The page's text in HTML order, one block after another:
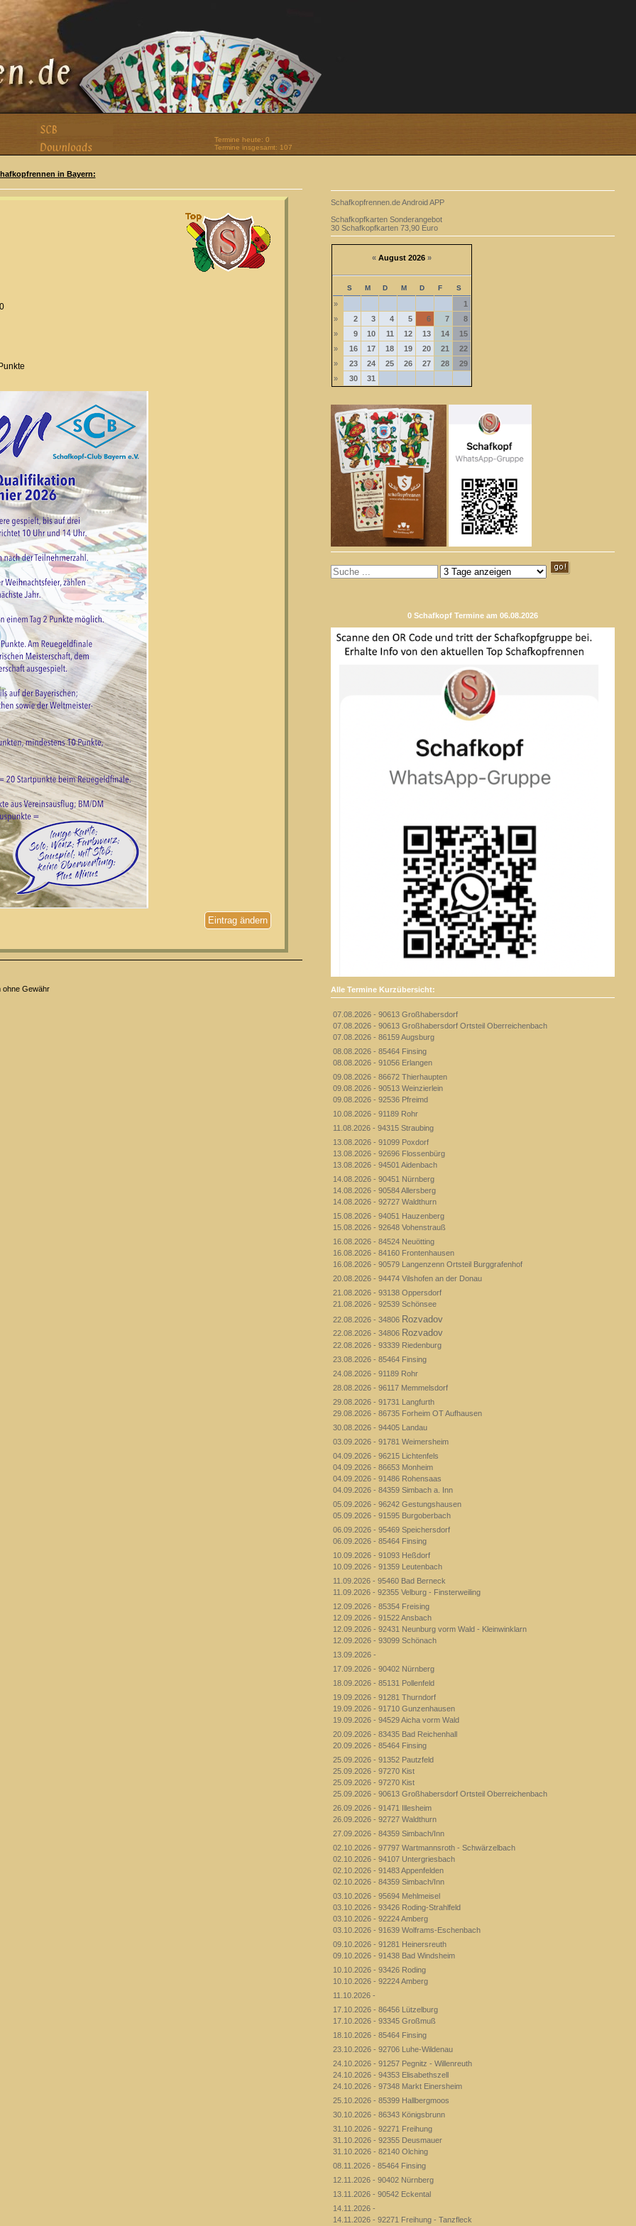
Termine heute: 0
Termine insgesamt: 107
in Bayern:
Eintrag ändern
ohne Gewähr
Schafkopfrennen.de Android APP
Schafkopfkarten Sonderangebot
30 Schafkopfkarten 73,90 Euro
« August 2026 »
S M D M D F S
»
1
»
2 3 4 5 6 7
8
»
9 10 11 12 13 14
15
»
16 17 18 19 20 21
22
»
23 24 25 26 27 28
29
»
30 31
0 Schafkopf Termine am 06.08.2026
Alle Termine Kurzübersicht:
07.08.2026 - 90613 Großhabersdorf
07.08.2026 - 90613 Großhabersdorf Ortsteil Oberreichenbach
07.08.2026 - 86159 Augsburg
08.08.2026 - 85464 Finsing
08.08.2026 - 91056 Erlangen
09.08.2026 - 86672 Thierhaupten
09.08.2026 - 90513 Weinzierlein
09.08.2026 - 92536 Pfreimd
10.08.2026 - 91189 Rohr
11.08.2026 - 94315 Straubing
13.08.2026 - 91099 Poxdorf
13.08.2026 - 92696 Flossenbürg
13.08.2026 - 94501 Aidenbach
14.08.2026 - 90451 Nürnberg
14.08.2026 - 90584 Allersberg
14.08.2026 - 92727 Waldthurn
15.08.2026 - 94051 Hauzenberg
15.08.2026 - 92648 Vohenstrauß
16.08.2026 - 84524 Neuötting
16.08.2026 - 84160 Frontenhausen
16.08.2026 - 90579 Langenzenn Ortsteil Burggrafenhof
20.08.2026 - 94474 Vilshofen an der Donau
21.08.2026 - 93138 Oppersdorf
21.08.2026 - 92539 Schönsee
22.08.2026 - 34806 Rozvadov
22.08.2026 - 34806 Rozvadov
22.08.2026 - 93339 Riedenburg
23.08.2026 - 85464 Finsing
24.08.2026 - 91189 Rohr
28.08.2026 - 96117 Memmelsdorf
29.08.2026 - 91731 Langfurth
29.08.2026 - 86735 Forheim OT Aufhausen
30.08.2026 - 94405 Landau
03.09.2026 - 91781 Weimersheim
04.09.2026 - 96215 Lichtenfels
04.09.2026 - 86653 Monheim
04.09.2026 - 91486 Rohensaas
04.09.2026 - 84359 Simbach a. Inn
05.09.2026 - 96242 Gestungshausen
05.09.2026 - 91595 Burgoberbach
06.09.2026 - 95469 Speichersdorf
06.09.2026 - 85464 Finsing
10.09.2026 - 91093 Heßdorf
10.09.2026 - 91359 Leutenbach
11.09.2026 - 95460 Bad Berneck
11.09.2026 - 92355 Velburg - Finsterweiling
12.09.2026 - 85354 Freising
12.09.2026 - 91522 Ansbach
12.09.2026 - 92431 Neunburg vorm Wald - Kleinwinklarn
12.09.2026 - 93099 Schönach
13.09.2026 -
17.09.2026 - 90402 Nürnberg
18.09.2026 - 85131 Pollenfeld
19.09.2026 - 91281 Thurndorf
19.09.2026 - 91710 Gunzenhausen
19.09.2026 - 94529 Aicha vorm Wald
20.09.2026 - 83435 Bad Reichenhall
20.09.2026 - 85464 Finsing
25.09.2026 - 91352 Pautzfeld
25.09.2026 - 97270 Kist
25.09.2026 - 97270 Kist
25.09.2026 - 90613 Großhabersdorf Ortsteil Oberreichenbach
26.09.2026 - 91471 Illesheim
26.09.2026 - 92727 Waldthurn
27.09.2026 - 84359 Simbach/Inn
02.10.2026 - 97797 Wartmannsroth - Schwärzelbach
02.10.2026 - 94107 Untergriesbach
02.10.2026 - 91483 Appenfelden
02.10.2026 - 84359 Simbach/Inn
03.10.2026 - 95694 Mehlmeisel
03.10.2026 - 93426 Roding-Strahlfeld
03.10.2026 - 92224 Amberg
03.10.2026 - 91639 Wolframs-Eschenbach
09.10.2026 - 91281 Heinersreuth
09.10.2026 - 91438 Bad Windsheim
10.10.2026 - 93426 Roding
10.10.2026 - 92224 Amberg
11.10.2026 -
17.10.2026 - 86456 Lützelburg
17.10.2026 - 93345 Großmuß
18.10.2026 - 85464 Finsing
23.10.2026 - 92706 Luhe-Wildenau
24.10.2026 - 91257 Pegnitz - Willenreuth
24.10.2026 - 94353 Elisabethszell
24.10.2026 - 97348 Markt Einersheim
25.10.2026 - 85399 Hallbergmoos
30.10.2026 - 86343 Königsbrunn
31.10.2026 - 92271 Freihung
31.10.2026 - 92355 Deusmauer
31.10.2026 - 82140 Olching
08.11.2026 - 85464 Finsing
12.11.2026 - 90402 Nürnberg
13.11.2026 - 90542 Eckental
14.11.2026 -
14.11.2026 - 92271 Freihung - Tanzfleck